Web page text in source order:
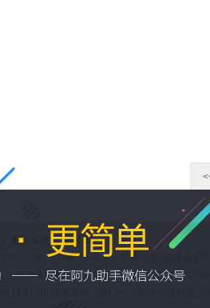
配送信息 | 关于我们 |
评价
qq: 2268610422 联系地址: 福建省厦门
并保留所有权利 ICP备案证书号:闽ICP备